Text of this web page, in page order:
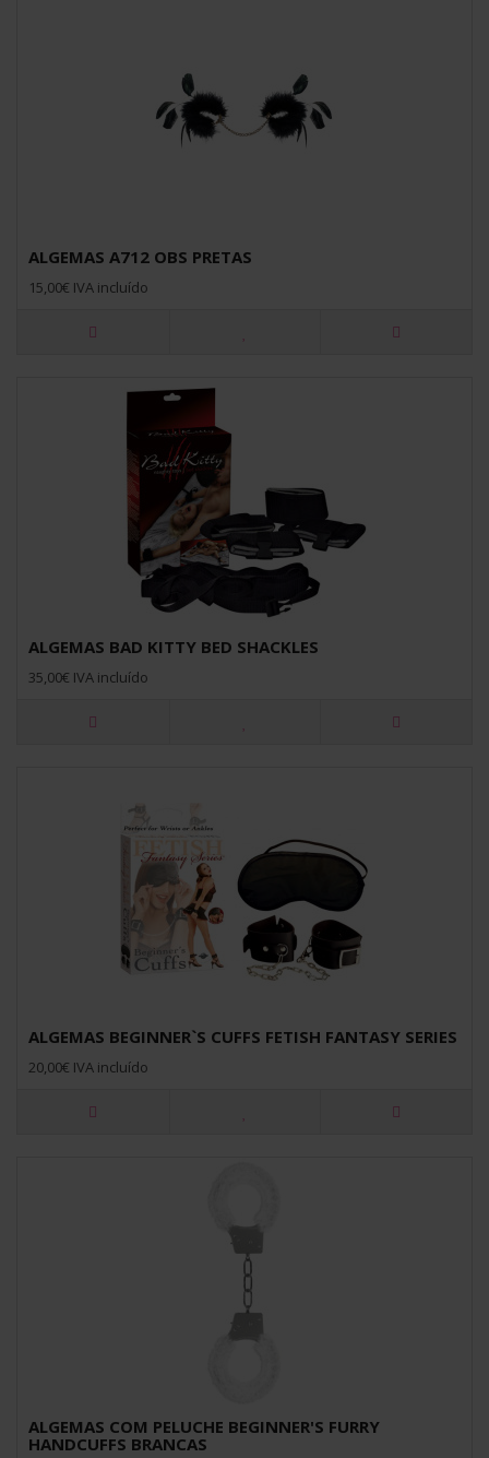
ALGEMAS A712 OBS PRETAS
15,00€ IVA incluído
ALGEMAS BAD KITTY BED SHACKLES
35,00€ IVA incluído
ALGEMAS BEGINNER`S CUFFS FETISH FANTASY SERIES
20,00€ IVA incluído
ALGEMAS COM PELUCHE BEGINNER'S FURRY
HANDCUFFS BRANCAS